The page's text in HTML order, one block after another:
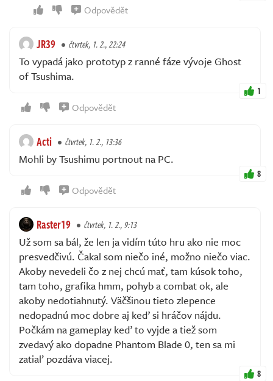
Odpovědět
JR39 čtvrtek, 1. 2., 22:24
To vypadá jako prototyp z ranné fáze vývoje Ghost
of Tsushima.
1
Odpovědět
Acti čtvrtek, 1. 2., 13:36
Mohli by Tsushimu portnout na PC.
8
Odpovědět
Raster19 čtvrtek, 1. 2., 9:13
Už som sa bál, že len ja vidím túto hru ako nie moc
presvedčivú. Čakal som niečo iné, možno niečo viac.
Akoby nevedeli čo z nej chcú mať, tam kúsok toho,
tam toho, grafika hmm, pohyb a combat ok, ale
akoby nedotiahnutý. Väčšinou tieto zlepence
nedopadnú moc dobre aj keď si hráčov nájdu.
Počkám na gameplay keď to vyjde a tiež som
zvedavý ako dopadne Phantom Blade 0, ten sa mi
zatiaľ pozdáva viacej.
8